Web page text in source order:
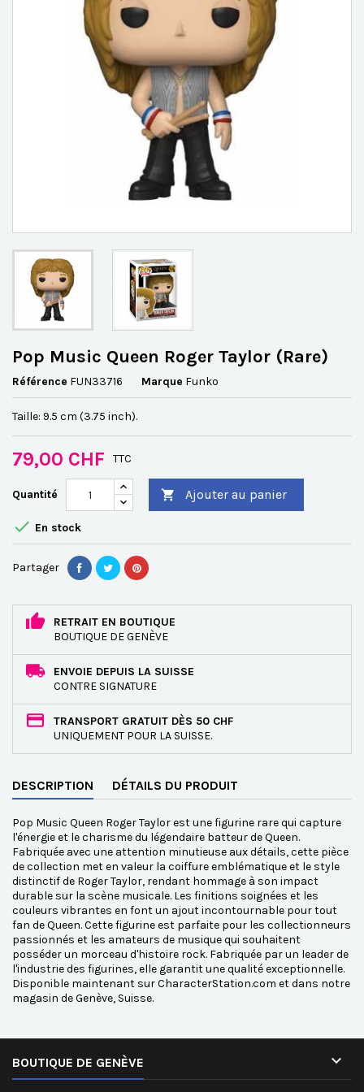
Pop Music Queen Roger Taylor (Rare)
Référence FUN33716 Marque Funko
Taille: 9.5 cm (3.75 inch).
79,00 CHF TTC
Quantité  Ajouter au panier
 En stock
Partager
RETRAIT EN BOUTIQUE
BOUTIQUE DE GENÈVE
ENVOIE DEPUIS LA SUISSE
CONTRE SIGNATURE
TRANSPORT GRATUIT DÈS 50 CHF
UNIQUEMENT POUR LA SUISSE.
DESCRIPTION DÉTAILS DU PRODUIT
Pop Music Queen Roger Taylor est une figurine rare qui capture
l'énergie et le charisme du légendaire batteur de Queen.
Fabriquée avec une attention minutieuse aux détails, cette pièce
de collection met en valeur la coiffure emblématique et le style
distinctif de Roger Taylor, rendant hommage à son impact
durable sur la scène musicale. Les finitions soignées et les
couleurs vibrantes en font un ajout incontournable pour tout
fan de Queen. Cette figurine est parfaite pour les collectionneurs
passionnés et les amateurs de musique qui souhaitent
posséder un morceau d'histoire rock. Fabriquée par un leader de
l'industrie des figurines, elle garantit une qualité exceptionnelle.
Disponible maintenant sur CharacterStation.com et dans notre
magasin de Genève, Suisse.
BOUTIQUE DE GENÈVE 